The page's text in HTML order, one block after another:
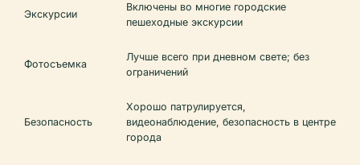
Экскурсии
Включены во многие городские
пешеходные экскурсии
Фотосъемка
Лучше всего при дневном свете; без
ограничений
Безопасность
Хорошо патрулируется,
видеонаблюдение, безопасность в центре
города